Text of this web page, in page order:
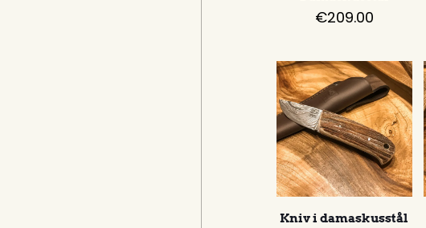
€209.00
Kniv i damaskusstål